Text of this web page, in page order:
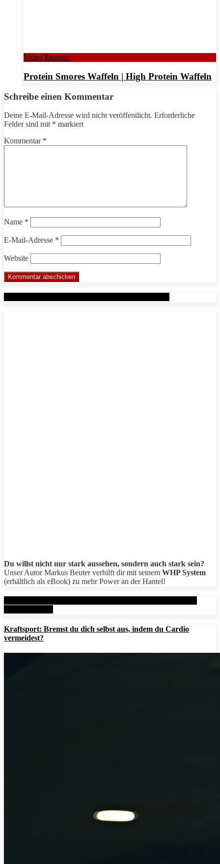
Video Rezepte
Protein Smores Waffeln | High Protein Waffeln
Schreibe einen Kommentar
Deine E-Mail-Adresse wird nicht veröffentlicht. Erforderliche
Felder sind mit * markiert
Kommentar *
Name *
E-Mail-Adresse *
Website
Du willst nicht nur stark aussehen, sondern auch stark sein?
Unser Autor Markus Beuter verhilft dir mit seinem WHP System
(erhältlich als eBook) zu mehr Power an der Hantel!
Kraftsport: Bremst du dich selbst aus, indem du Cardio
vermeidest?